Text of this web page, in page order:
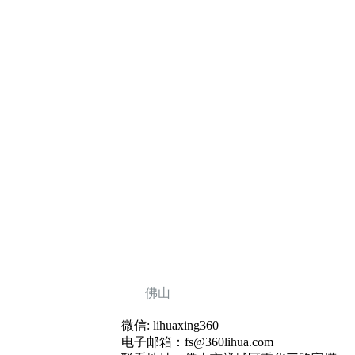
佛山
微信: lihuaxing360
电子邮箱：fs@360lihua.com